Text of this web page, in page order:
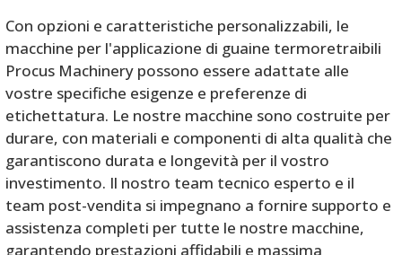
Con opzioni e caratteristiche personalizzabili, le
macchine per l'applicazione di guaine termoretraibili
Procus Machinery possono essere adattate alle
vostre specifiche esigenze e preferenze di
etichettatura. Le nostre macchine sono costruite per
durare, con materiali e componenti di alta qualità che
garantiscono durata e longevità per il vostro
investimento. Il nostro team tecnico esperto e il
team post-vendita si impegnano a fornire supporto e
assistenza completi per tutte le nostre macchine,
garantendo prestazioni affidabili e massima